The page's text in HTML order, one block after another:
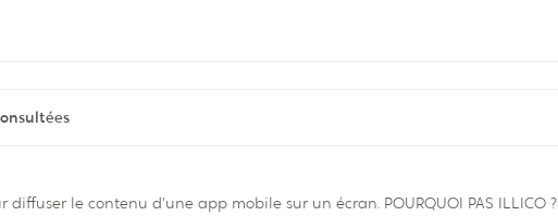
le contenu d'une app mobile sur un écran. POURQUOI PAS ILLICO ?